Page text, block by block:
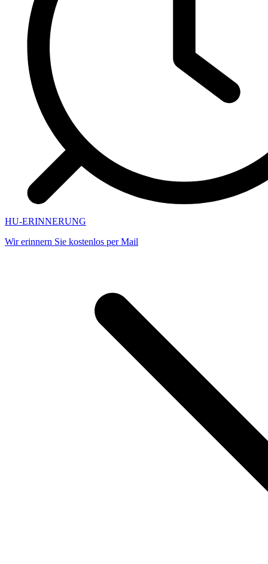
HU-ERINNERUNG
Wir erinnern Sie kostenlos per Mail